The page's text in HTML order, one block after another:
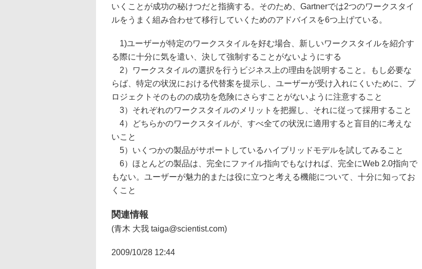
いくことが成功の秘けつだと指摘する。そのため、Gartnerでは2つのワークスタイ
ルをうまく組み合わせて移行していくためのアドバイスを6つ上げている。
1)ユーザーが特定のワークスタイルを好む場合、新しいワークスタイルを紹介す
る際に十分に気を遣い、決して強制することがないようにする
2）ワークスタイルの選択を行うビジネス上の理由を説明すること。もし必要な
らば、特定の状況における代替案を提示し、ユーザーが受け入れにくいために、プ
ロジェクトそのものの成功を危険にさらすことがないように注意すること
3）それぞれのワークスタイルのメリットを把握し、それに従って採用すること
4）どちらかのワークスタイルが、すべ全ての状況に適用すると盲目的に考えな
いこと
5）いくつかの製品がサポートしているハイブリッドモデルを試してみること
6）ほとんどの製品は、完全にファイル指向でもなければ、完全にWeb 2.0指向で
もない。ユーザーが魅力的または役に立つと考える機能について、十分に知ってお
くこと
関連情報
(青木 大我 taiga@scientist.com)
2009/10/28 12:44